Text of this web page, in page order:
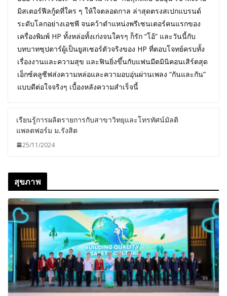
มิสเตอร์ฟีลกู้ดที่ใคร ๆ ให้ใจตลอดกาล ล่าสุดตรงสเปกแบรนด์
ระดับโลกอย่างเอชพี จนคว้าตำแหน่งพรีเซนเตอร์คนแรกของ
เครื่องพิมพ์ HP ทั้งหล่อทั้งเก่งจนใครๆ ก็รัก “โอ้” และวันนี้กับ
บทบาทซุปตาร์ผู้เป็นยูสเซอร์ตัวจริงของ HP ที่ตอบโจทย์ครบทั้ง
เรื่องงานและความสุข และฟินยิ่งขึ้นกับแฟนมีตมินิคอนเสิร์ตสุด
เอ็กซ์คลูซีฟส่งความหล่อและความอบอุ่นผ่านเพลง “กันและกัน”
แบบดีต่อใจจริงๆ เบื้องหลังความสำเร็จนี้
เรียนรู้การผลิตรายการกับสาขาวิทยุและโทรทัศน์มัลติ
แพลตฟอร์ม ม.รังสิต
25/11/2024
สุขภาพ